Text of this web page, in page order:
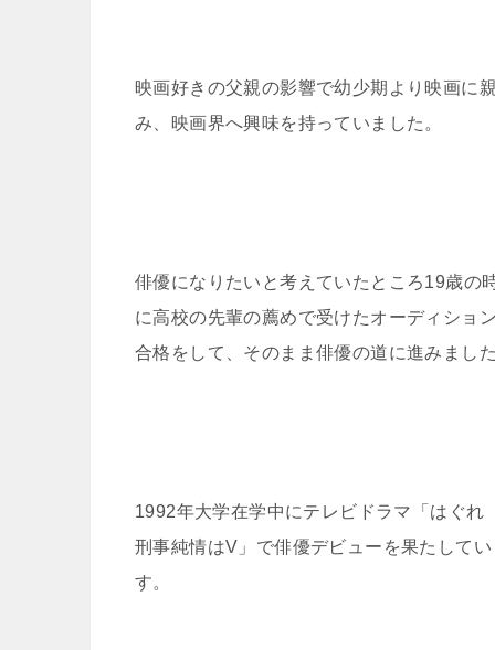
映画好きの父親の影響で幼少期より映画に
み、映画界へ興味を持っていました。
俳優になりたいと考えていたところ19歳の
に高校の先輩の薦めで受けたオーディショ
合格をして、そのまま俳優の道に進みました
1992年大学在学中にテレビドラマ「はぐれ
刑事純情はV」で俳優デビューを果たしてい
す。